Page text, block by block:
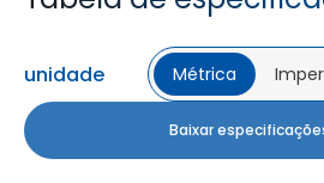
unidade Métrica
Baixar